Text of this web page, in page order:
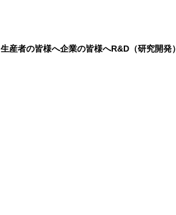
生産者の皆様へ企業の皆様へR&D（研究開発）